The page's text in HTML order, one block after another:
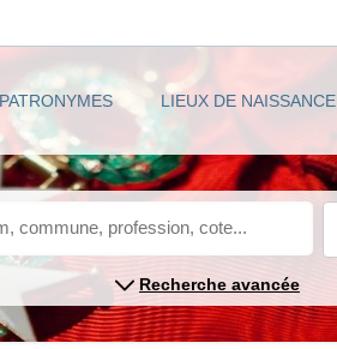
PATRONYMES LIEUX DE NAISSANCE
Recherche avancée